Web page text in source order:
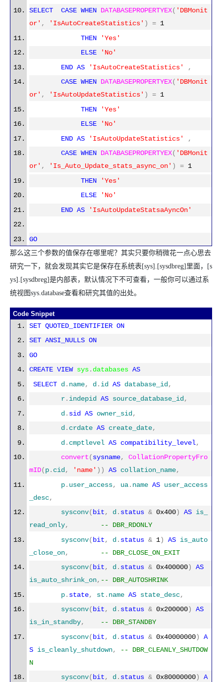
SELECTCASE WHEN DATABASEPROPERTYEX( 'DBMonit
or' , 'IsAutoCreateStatistics' ) = 1
THEN
'Yes'
ELSE
'No'
END AS 'IsAutoCreateStatistics'
,
CASE WHEN DATABASEPROPERTYEX( 'DBMonit
or' , 'IsAutoUpdateStatistics' ) = 1
THEN
'Yes'
ELSE
'No'
END AS 'IsAutoUpdateStatistics'
,
CASE WHEN DATABASEPROPERTYEX( 'DBMonit
or' , 'Is_Auto_Update_stats_async_on' ) = 1
THEN
'Yes'
ELSE
'No'
END AS 'IsAutoUpdateStatsaAyncOn'
GO
那么这三个参数的值保存在哪里呢？其实只要你稍微花一点心思去
研究一下，就会发现其实它是保存在系统表[sys].[sysdbreg]里面，[s
ys].[sysdbreg]是内部表，默认情况下不可查看，一般你可以通过系
统视图sys.database查看和研究其值的出处。
Code Snippet
SET QUOTED_IDENTIFIER ON
SET ANSI_NULLS ON
GO
CREATE VIEW sys. databases AS
SELECT d. name, d. id AS database_id,
r. indepid AS source_database_id ,
d. sid AS owner_sid,
d . crdate AS create_date,
d. cmptlevel AS compatibility_level,
convert(sysname,
CollationPropertyFro
mID(p. cid , 'name' )) AS collation_name,
p. user_access, ua. name AS user_access
_desc,
sysconv( bit, d . status & 0x400) AS is_
read_only,
-- DBR_RDONLY
sysconv(bit, d. status & 1) AS is_auto
_close_on,
-- DBR_CLOSE_ON_EXIT
sysconv( bit, d . status & 0x400000)
AS
is_auto_shrink_on, -- DBR_AUTOSHRINK
p. state, st . name AS state_desc,
sysconv( bit, d . status & 0x200000)
AS
is_in_standby,
-- DBR_STANDBY
sysconv(bit, d. status & 0x40000000)
A
S is_cleanly_shutdown,
-- DBR_CLEANLY_SHUTDOW
N
sysconv( bit, d . status & 0x80000000)
A